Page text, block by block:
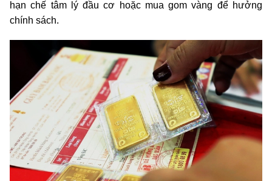
hạn chế tâm lý đầu cơ hoặc mua gom vàng để hưởng
chính sách.